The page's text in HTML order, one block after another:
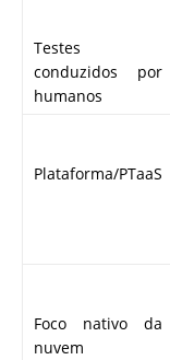
Testes
conduzidos por
humanos
Plataforma/PTaaS
Foco nativo da
nuvem